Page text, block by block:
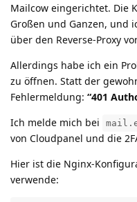
Mailcow eingerichtet. Die
Großen und Ganzen, und
über den Reverse-Proxy
Allerdings habe ich ein
zu öffnen. Statt der
Fehlermeldung: “401
Ich melde mich bei
von Cloudpanel und die
Hier ist die Nginx-
verwende: